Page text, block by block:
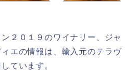
２０１９のワイナリー、ジャ
エの情報は、輸入元のテラヴ
ています。